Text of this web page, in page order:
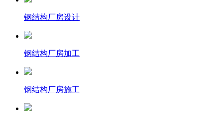
钢结构厂房设计
钢结构厂房加工
钢结构厂房施工